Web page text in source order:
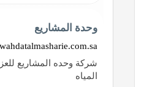
وحدة المشاريع
شركة وحده المشاريع
المياه